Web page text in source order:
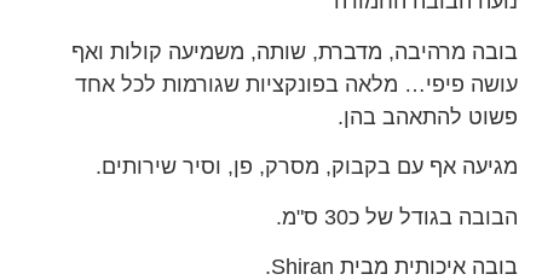
בובה מרהיבה, מדברת, שותה, משמיעה קולות ואף
עושה פיפי… מלאה בפונקציות שגורמות לכל אחד
פשוט להתאהב בהן.
מגיעה אף עם בקבוק, מסרק, פן, וסיר שירותים.
הבובה בגודל של כ30 ס"מ.
בובה איכותית מבית Shiran.